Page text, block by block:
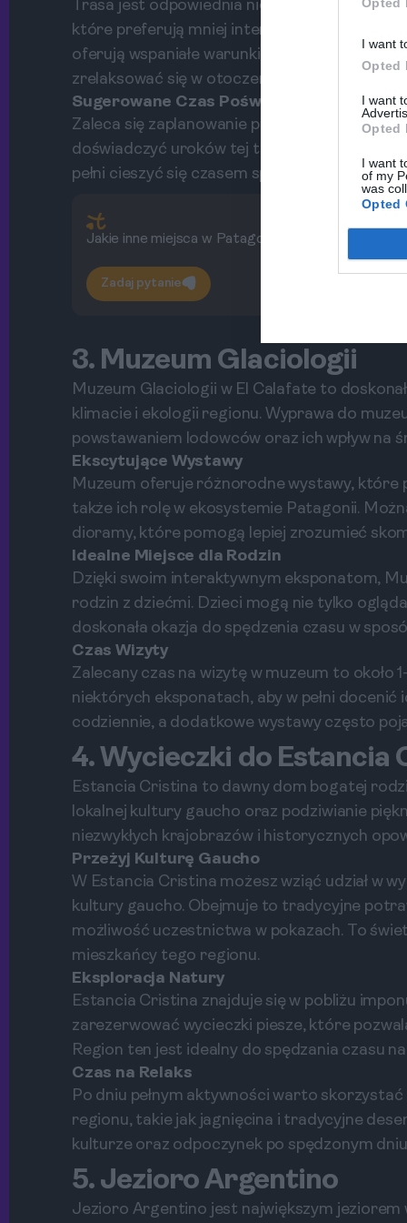
I want
Opted
I want
Opted
I want
of my
was
Opted
Trasa jest odpowiednia nie tylko dla
które preferują mniej intensywne spacery.
oferują wspaniałe warunki do odpoczynku i
zrelaksować się w otoczeniu natury.
Sugerowane Czas Poświęcony
Zaleca się zaplanowanie przynajmniej połowy
doświadczyć uroków tej trasy. Warto również
pełni cieszyć się czasem spędzonym w
Jakie inne miejsca w Patagonii warto zobaczyć?
Zadaj pytanie
3. Muzeum Glaciologii
Muzeum Glaciologii w El Calafate to
klimacie i ekologii regionu. Wyprawa do
powstawaniem lodowców oraz ich wpływ na
Ekscytujące Wystawy
Muzeum oferuje różnorodne wystawy, które
także ich rolę w ekosystemie Patagonii.
dioramy, które pomogą lepiej zrozumieć
Idealne Miejsce dla Rodzin
Dzięki swoim interaktywnym eksponatom,
rodzin z dziećmi. Dzieci mogą nie tylko
doskonała okazja do spędzenia czasu w
Czas Wizyty
Zalecany czas na wizytę w muzeum to około
niektórych eksponatach, aby w pełni
codziennie, a dodatkowe wystawy często
4. Wycieczki do Estancia
Estancia Cristina to dawny dom bogatej
lokalnej kultury gaucho oraz podziwianie
niezwykłych krajobrazów i historycznych
Przeżyj Kulturę Gaucho
W Estancia Cristina możesz wziąć udział w
kultury gaucho. Obejmuje to tradycyjne
możliwość uczestnictwa w pokazach. To
mieszkańcy tego regionu.
Eksploracja Natury
Estancia Cristina znajduje się w pobliżu
zarezerwować wycieczki piesze, które
Region ten jest idealny do spędzania czasu
Czas na Relaks
Po dniu pełnym aktywności warto
regionu, takie jak jagnięcina i tradycyjne
kulturze oraz odpoczynek po spędzonym
5. Jezioro Argentino
Jezioro Argentino jest największym